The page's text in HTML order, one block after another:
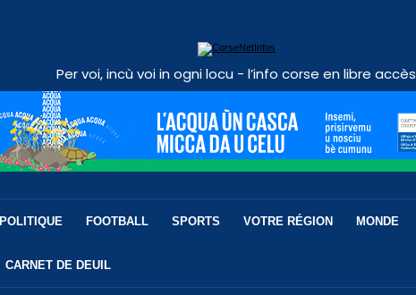
Per voi, incù voi in ogni locu - l’info corse en libre accès
POLITIQUE FOOTBALL SPORTS VOTRE RÉGION MONDE
CARNET DE DEUIL